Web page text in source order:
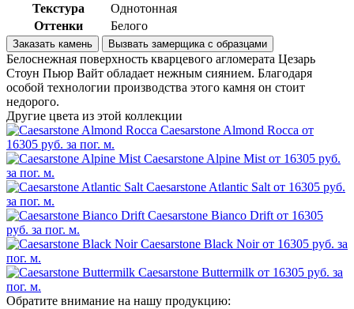
Текстура
Однотонная
Оттенки
Белого
Заказать камень Вызвать замерщика с образцами
Белоснежная поверхность кварцевого агломерата Цезарь
Стоун Пьюр Вайт обладает нежным сиянием. Благодаря
особой технологии производства этого камня он стоит
недорого.
Другие цвета из этой коллекции
Caesarstone Almond Rocca от
16305 руб. за пог. м.
Caesarstone Alpine Mist от 16305 руб.
за пог. м.
Caesarstone Atlantic Salt от 16305 руб.
за пог. м.
Caesarstone Bianco Drift от 16305
руб. за пог. м.
Caesarstone Black Noir от 16305 руб. за
пог. м.
Caesarstone Buttermilk от 16305 руб. за
пог. м.
Обратите внимание на нашу продукцию: